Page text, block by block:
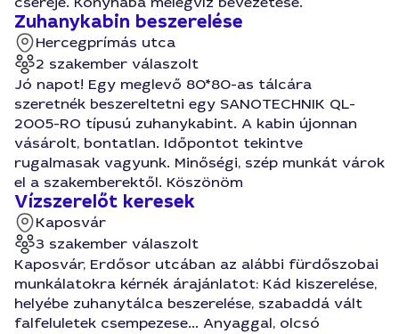
Zuhanykabin beszerelése
Hercegprímás utca
2 szakember válaszolt
Jó napot! Egy meglevő 80*80-as tálcára
szeretnék beszereltetni egy SANOTECHNIK QL-
2005-RO típusú zuhanykabint. A kabin újonnan
vásárolt, bontatlan. Időpontot tekintve
rugalmasak vagyunk. Minőségi, szép munkát várok
el a szakemberektől. Köszönöm
Vízszerelőt keresek
Kaposvár
3 szakember válaszolt
Kaposvár, Erdősor utcában az alábbi fürdőszobai
munkálatokra kérnék árajánlatot: Kád kiszerelése,
helyébe zuhanytálca beszerelése, szabaddá vált
falfeluletek csempezese... Anyaggal, olcsó